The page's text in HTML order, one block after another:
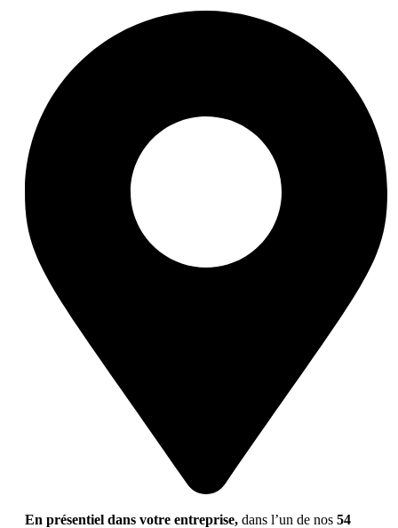
En présentiel dans votre entreprise, dans l’un de nos 54